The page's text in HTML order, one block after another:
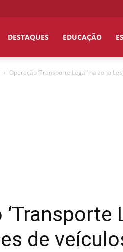
DESTAQUES EDUCAÇÃO
Operação ‘Transporte Legal’ na zona
de